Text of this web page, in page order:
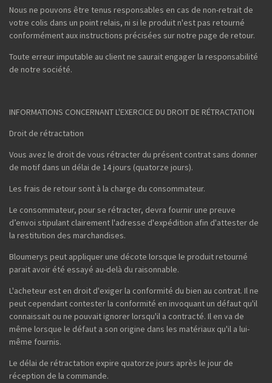
Nous ne pouvons être tenus responsables en cas de non-retrait de
votre colis dans un point relais, ni si le produit n'est pas retourné
conformément aux instructions précisées sur notre page de retour.
Toute erreur imputable au client ne saurait engager la responsabilité
de notre société.
INFORMATIONS CONCERNANT L'EXERCICE DU DROIT DE RÉTRACTATION
Droit de rétractation
Vous avez le droit de vous rétracter du présent contrat sans donner
de motif dans un délai de 14 jours (quatorze jours).
Les frais de retour sont à la charge du consommateur.
Le consommateur, pour se rétracter, devra fournir une preuve
d’envoi stipulant clairement l'adresse d'expédition afin d'attester de
la restitution des marchandises.
Bloumerys peut appliquer une décote lorsque le produit retourné
parait avoir été essayé au-delà du raisonnable.
L'acheteur est en droit d'exiger la conformité du bien au contrat. Il ne
peut cependant contester la conformité en invoquant un défaut qu'il
connaissait ou ne pouvait ignorer lorsqu'il a contracté. Il en va de
même lorsque le défaut a son origine dans les matériaux qu'il a lui-
même fournis.
Le délai de rétractation expire quatorze jours après le jour de
réception de la commande.